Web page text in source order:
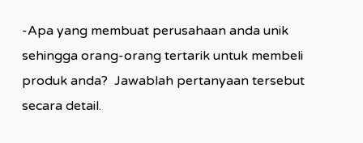
-Apa yang membuat perusahaan anda unik
sehingga orang-orang tertarik untuk membeli
produk anda? Jawablah pertanyaan tersebut
secara detail.